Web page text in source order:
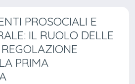
PROSOCIALI E
IL RUOLO DELLE
PRIMA